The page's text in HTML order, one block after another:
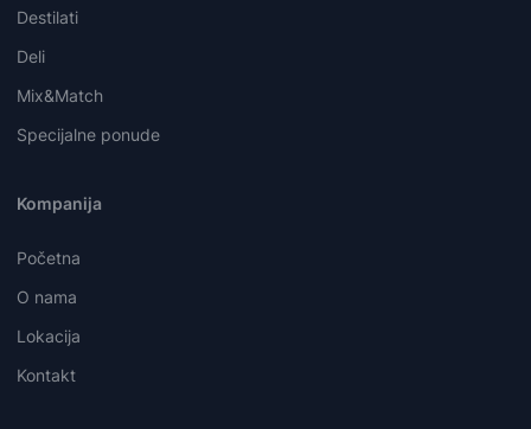
Destilati
Deli
Mix&Match
Specijalne ponude
Kompanija
Početna
O nama
Lokacija
Kontakt